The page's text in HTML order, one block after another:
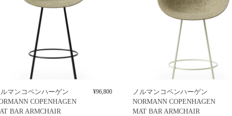
ルマンコペンハーゲン
COPENHAGEN
BAR ARMCHAIR
¥96,800
ノルマンコペンハーゲン
NORMANN COPENHAGEN
MAT BAR ARMCHAIR